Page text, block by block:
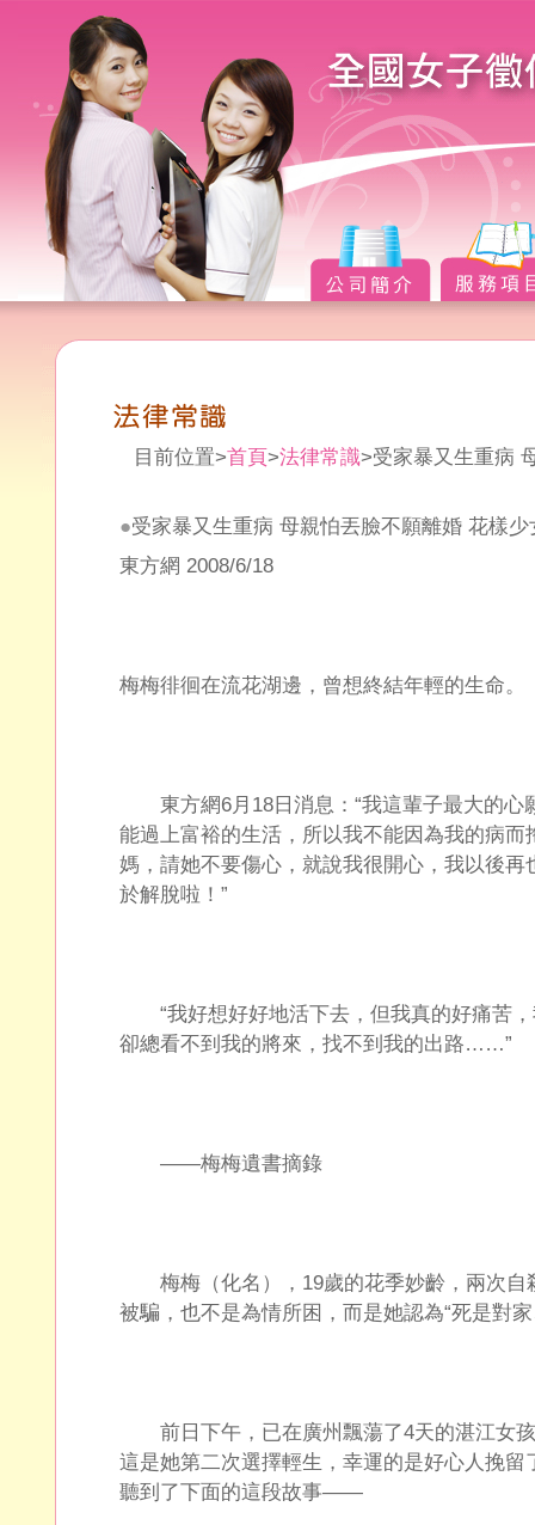
目前位置>首頁>法律常識>受家暴又生重病
●受家暴又生重病 母親怕丟臉不願離婚 花樣
東方網 2008/6/18
梅梅徘徊在流花湖邊，曾想終結年輕的生命。
東方網6月18日消息：“我這輩子最大的心
能過上富裕的生活，所以我不能因為我的病而
媽，請她不要傷心，就說我很開心，我以後再
於解脫啦！”
“我好想好好地活下去，但我真的好痛苦，
卻總看不到我的將來，找不到我的出路……”
——梅梅遺書摘錄
梅梅（化名），19歲的花季妙齡，兩次自
被騙，也不是為情所困，而是她認為“死是對
前日下午，已在廣州飄蕩了4天的湛江女孩
這是她第二次選擇輕生，幸運的是好心人挽留
聽到了下面的這段故事——